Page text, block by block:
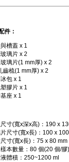
件：
槽蓋 x 1
璃片 x 2
璃片(1 mm厚) x 2
齒梳(1 mm厚) x 2
包 x 1
膠片 x 1
座 x 1
寸(寬x深x高)：190 x
尺寸(寬x長)：100 x
尺寸(寬x長)：75 x 80 mm
本數量：80 個(20 個/膠)
體積：250~1200 ml